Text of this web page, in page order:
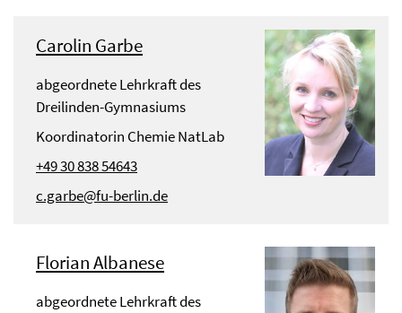
Carolin Garbe
abgeordnete Lehrkraft des
Dreilinden-Gymnasiums
Koordinatorin Chemie NatLab
+49 30 838 54643
c.garbe@fu-berlin.de
Florian Albanese
abgeordnete Lehrkraft des